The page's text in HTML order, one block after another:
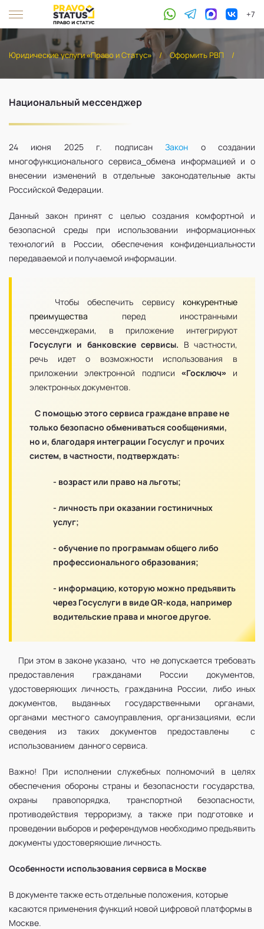
+7
Юридические услуги «Право и Статус» / Оформить РВП /
Национальный мессенджер
24 июня 2025 г. подписанЗакон о создании
многофункционального сервиса обмена информацией и о
внесении изменений в отдельные законодательные акты
Российской Федерации.
Данный закон принят с целью создания комфортной и
безопасной среды при использовании информационных
технологий в России, обеспечения конфиденциальности
передаваемой и получаемой информации.
Чтобы обеспечить сервису конкурентные
преимущества перед иностранными
мессенджерами, в приложение интегрируют
Госуслуги и банковские сервисы. В частности,
речь идет о возможности использования в
приложении электронной подписи «Госключ»и
электронных документов.
С помощью этого сервиса граждане вправе не
только безопасно обмениваться сообщениями,
но и, благодаря интеграции Госуслуг и прочих
систем, в частности, подтверждать:
- возраст или право на льготы;
- личность при оказании гостиничных
услуг;
- обучение по программам общего либо
профессионального образования;
- информацию, которую можно предъявить
через Госуслуги в виде QR-кода, например
водительские права и многое другое.
При этом в законе указано, что не допускается требовать
предоставления гражданами России документов,
удостоверяющих личность, гражданина России, либо иных
документов, выданных государственными органами,
органами местного самоуправления, организациями, если
сведения из таких документов предоставлены с
использованием данного сервиса.
Важно! При исполнении служебных полномочий в целях
обеспечения обороны страны и безопасности государства,
охраны правопорядка, транспортной безопасности,
противодействия терроризму, а также при подготовке и
проведении выборов и референдумов необходимо предъявить
документы удостоверяющие личность.
Особенности использования сервиса в Москве
В документе также есть отдельные положения, которые
касаются применения функций новой цифровой платформы в
Москве.